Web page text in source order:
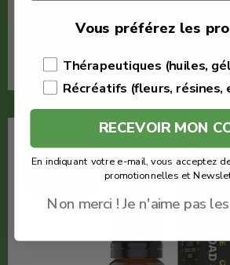
En savoir plus
Vous préférez les
Thérapeutiques (huiles,
Récréatifs (fleurs, résines,
RECEVOIR MON
En indiquant votre e-mail, vous acceptez
promotionnelles et
Non merci ! Je n'aime pas